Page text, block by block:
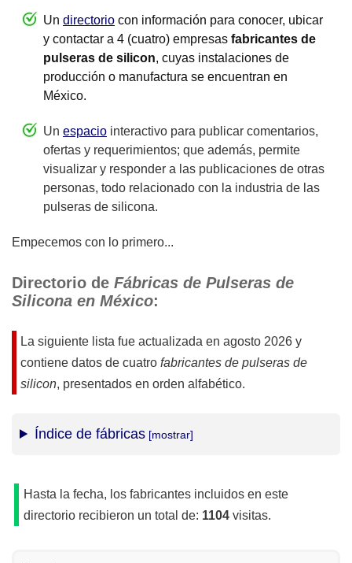
Un directorio con información para conocer, ubicar
y contactar a 4 (cuatro) empresas fabricantes de
pulseras de silicon, cuyas instalaciones de
producción o manufactura se encuentran en
México.
Un espacio interactivo para publicar comentarios,
ofertas y requerimientos; que además, permite
visualizar y responder a las publicaciones de otras
personas, todo relacionado con la industria de las
pulseras de silicona.
Empecemos con lo primero...
Directorio de Fábricas de Pulseras de
Silicona en México:
La siguiente lista fue actualizada en agosto 2026 y
contiene datos de cuatro fabricantes de pulseras de
silicon, presentados en orden alfabético.
Índice de fábricas
Hasta la fecha, los fabricantes incluidos en este
directorio recibieron un total de: 1104 visitas.